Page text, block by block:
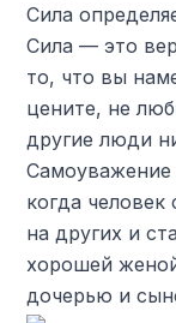
Сила
Сила — это
то, что вы
цените, не
другие люди
Самоуважение
когда человек
на других и
хорошей
дочерью и